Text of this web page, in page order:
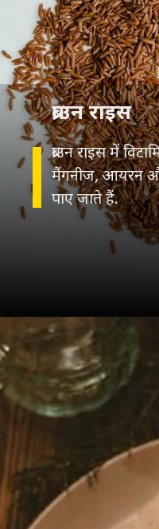
ब्राउन राइस में
मैंगनीज, आयरन
पाए जाते हैं.
ब्राउन राइस